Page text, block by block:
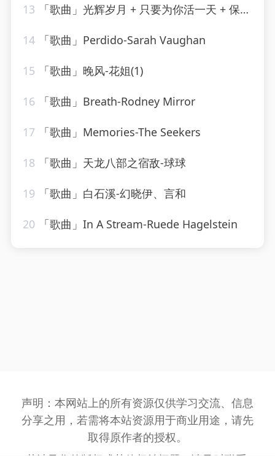
13 「歌曲」光辉岁月 + 只要为你活一天 + 保重-谢霆锋、朱一龙
14 「歌曲」Perdido-Sarah Vaughan
15 「歌曲」晚风-花姐(1)
16 「歌曲」Breath-Rodney Mirror
17 「歌曲」Memories-The Seekers
18 「歌曲」天龙八部之宿敌-球球
19 「歌曲」白石溪-幻晓伊、言和
20 「歌曲」In A Stream-Ruede Hagelstein
声明：本网站上的所有资源仅供学习交流、信息
分享之用，若需将本站资源用于商业用途，请先
取得原作者的授权。